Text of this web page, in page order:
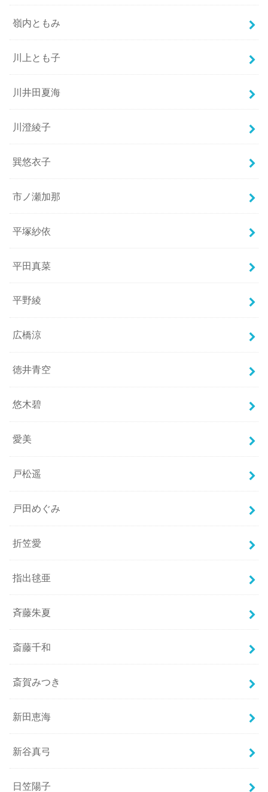
嶺内ともみ
川上とも子
川井田夏海
川澄綾子
巽悠衣子
市ノ瀬加那
平塚紗依
平田真菜
平野綾
広橋涼
徳井青空
悠木碧
愛美
戸松遥
戸田めぐみ
折笠愛
指出毬亜
斉藤朱夏
斎藤千和
斎賀みつき
新田恵海
新谷真弓
日笠陽子